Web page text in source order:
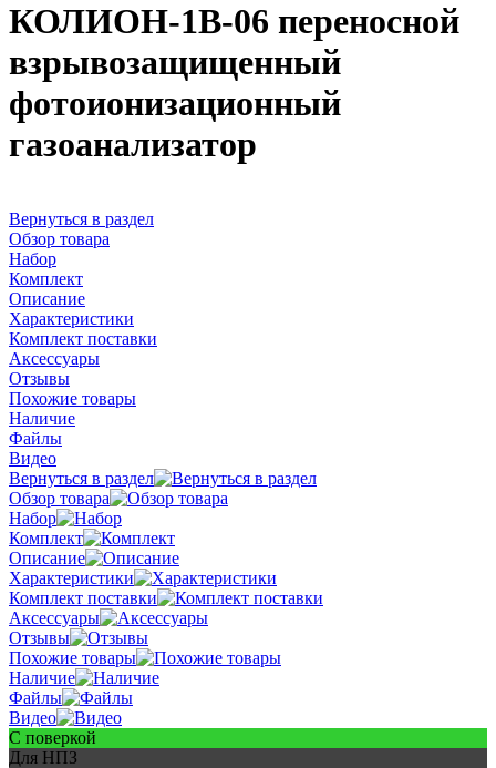
КОЛИОН-1В-06 переносной
взрывозащищенный
фотоионизационный
газоанализатор
Вернуться в раздел
Обзор товара
Набор
Комплект
Описание
Характеристики
Комплект поставки
Аксессуары
Отзывы
Похожие товары
Наличие
Файлы
Видео
Вернуться в раздел
Обзор товара
Набор
Комплект
Описание
Характеристики
Комплект поставки
Аксессуары
Отзывы
Похожие товары
Наличие
Файлы
Видео
С поверкой
Для НПЗ